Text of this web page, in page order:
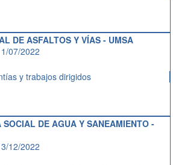
DE ASFALTOS Y VÍAS - UMSA
07/2022
y trabajos dirigidos
SOCIAL DE AGUA Y SANEAMIENTO -
12/2022